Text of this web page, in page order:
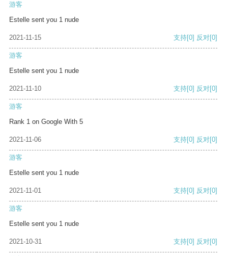
游客
Estelle sent you 1 nude
2021-11-15 支持[0] 反对[0]
游客
Estelle sent you 1 nude
2021-11-10 支持[0] 反对[0]
游客
Rank 1 on Google With 5
2021-11-06 支持[0] 反对[0]
游客
Estelle sent you 1 nude
2021-11-01 支持[0] 反对[0]
游客
Estelle sent you 1 nude
2021-10-31 支持[0] 反对[0]